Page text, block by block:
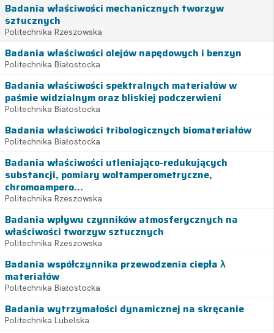
Badania właściwości mechanicznych tworzyw
sztucznych
Politechnika Rzeszowska
Badania właściwości olejów napędowych i benzyn
Politechnika Białostocka
Badania właściwości spektralnych materiałów w
paśmie widzialnym oraz bliskiej podczerwieni
Politechnika Białostocka
Badania właściwości tribologicznych biomateriałów
Politechnika Białostocka
Badania właściwości utleniająco-redukujących
substancji, pomiary woltamperometryczne,
chromoampero...
Politechnika Rzeszowska
Badania wpływu czynników atmosferycznych na
właściwości tworzyw sztucznych
Politechnika Rzeszowska
Badania współczynnika przewodzenia ciepła λ
materiałów
Politechnika Białostocka
Badania wytrzymałości dynamicznej na skręcanie
Politechnika Lubelska